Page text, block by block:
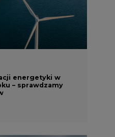
energetyki w
– sprawdzamy